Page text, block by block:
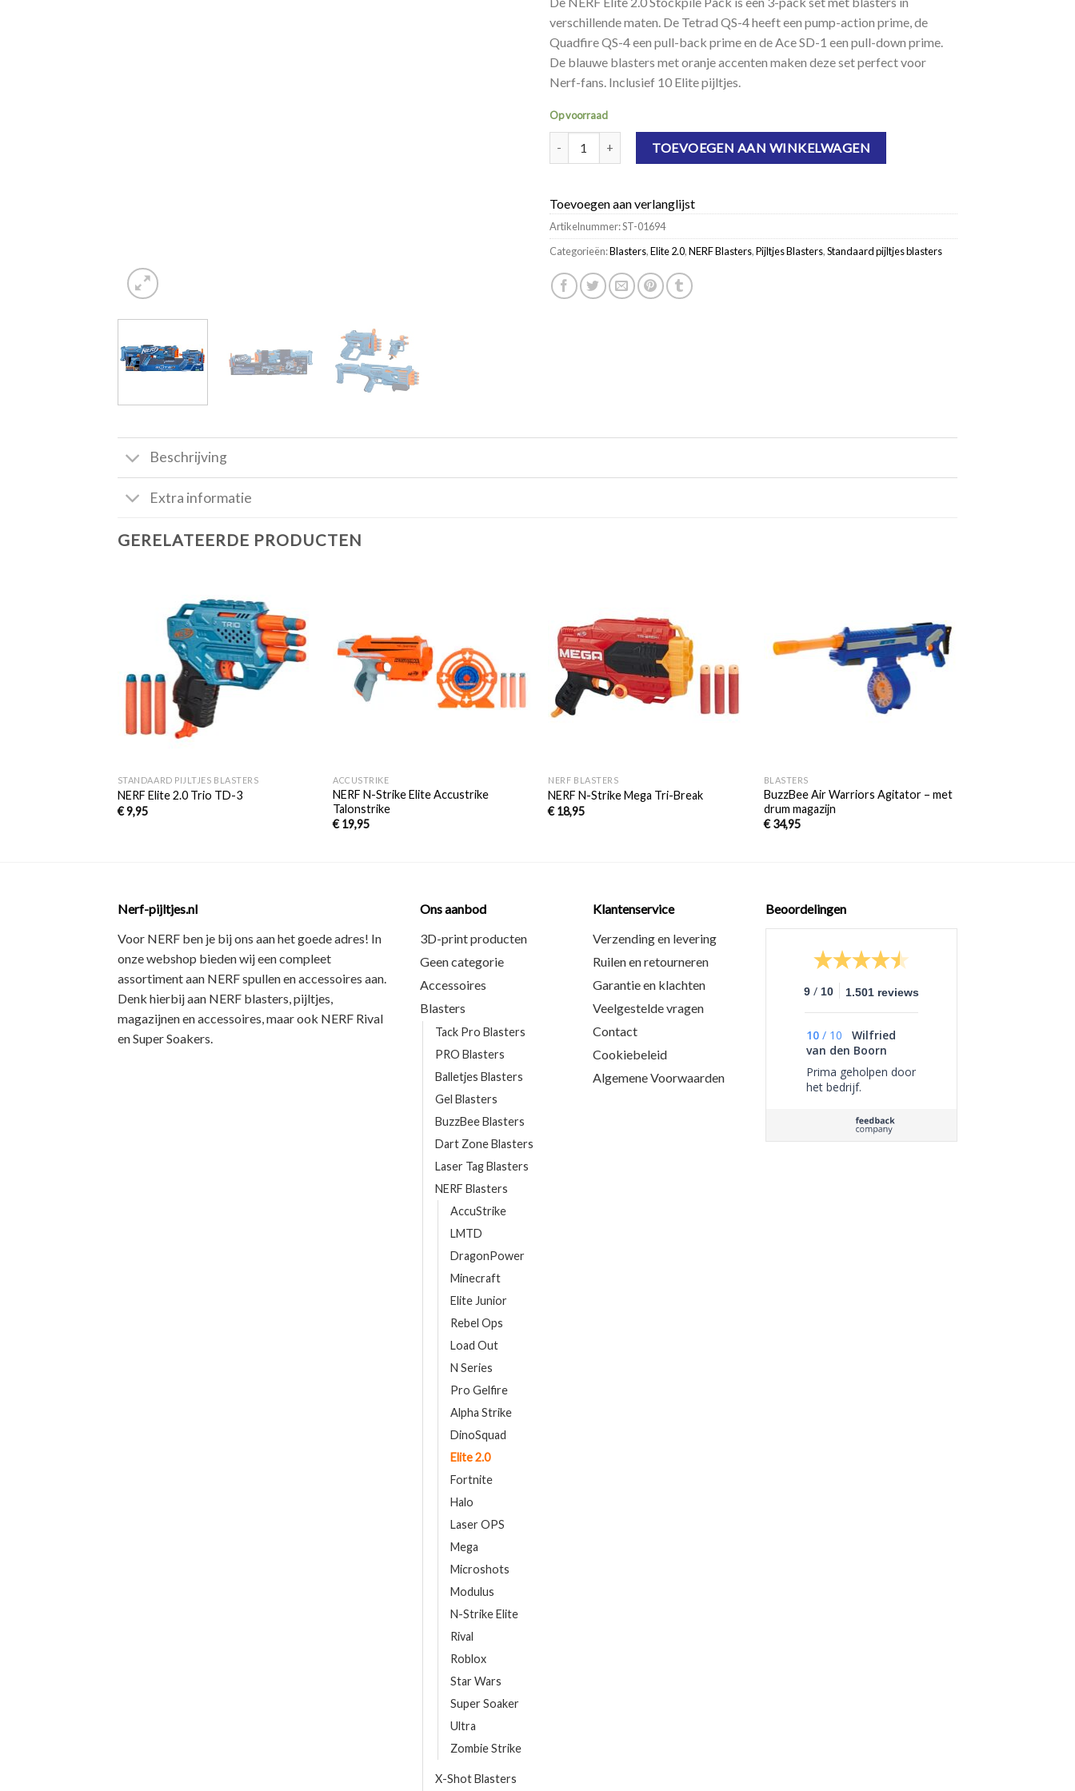
verschillende maten. De Tetrad QS-4 heeft een pump-action prime, de
Quadfire QS-4 een pull-back prime en de Ace SD-1 een pull-down prime.
De blauwe blasters met oranje accenten maken deze set perfect voor
Nerf-fans. Inclusief 10 Elite pijltjes.
Op voorraad
NERF Elite 2.0 Stockpile Pack aantalTOEVOEGEN AAN WINKELWAGEN
Toevoegen aan verlanglijst
Artikelnummer:ST-01694
Categorieën:Blasters,Elite 2.0,NERF Blasters,Pijltjes Blasters,Standaard pijltjes blasters
Beschrijving
Extra informatie
GERELATEERDE PRODUCTEN
Toevoegen
aan
verlanglijst
STANDAARD PIJLTJES BLASTERS
NERF Elite 2.0 Trio TD-3
€9,95
ACCUSTRIKE
NERF N-Strike Elite Accustrike
Talonstrike
€19,95
verlanglijst
NERF BLASTERS
NERF N-Strike Mega Tri-Break
€18,95
aan
verlanglijst
BLASTERS
BuzzBee Air Warriors Agitator – met
drum magazijn
€34,95
Nerf-pijltjes.nl
Voor NERF ben je bij ons aan het goede adres! In
onze webshop bieden wij eencompleet
assortimentaan NERF spullen en accessoires aan.
Denk hierbij aan NERF blasters, pijltjes,
magazijnen en accessoires, maar ook NERF Rival
en Super Soakers.
Ons aanbod
3D-print producten
Geen categorie
Accessoires
Blasters
Tack Pro Blasters
PRO Blasters
Balletjes Blasters
Gel Blasters
BuzzBee Blasters
Dart Zone Blasters
Laser Tag Blasters
NERF Blasters
AccuStrike
LMTD
DragonPower
Minecraft
Elite Junior
Rebel Ops
Load Out
N Series
Pro Gelfire
Alpha Strike
DinoSquad
Elite 2.0
Fortnite
Halo
Laser OPS
Mega
Microshots
Modulus
N-Strike Elite
Rival
Roblox
Star Wars
Super Soaker
Ultra
Zombie Strike
X-Shot Blasters
Klantenservice
Verzending en levering
Ruilen en retourneren
Garantie en klachten
Veelgestelde vragen
Contact
Cookiebeleid
Algemene Voorwaarden
Beoordelingen
9 / 10 1.501 reviews
10 / 10
Wilfried
van den Boorn
Prima geholpen door
het bedrijf.